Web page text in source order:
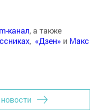
канал, а также
, «Дзен» и Макс